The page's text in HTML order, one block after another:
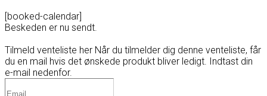
[booked-calendar]
Beskeden er nu sendt.
Tilmeld venteliste her Når du tilmelder dig denne venteliste, får
du en mail hvis det ønskede produkt bliver ledigt. Indtast din
e-mail nedenfor.